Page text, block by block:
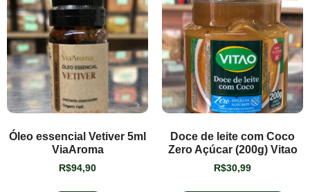
Óleo essencial Vetiver 5ml
ViaAroma
R$94,90
Doce de leite com Coco
Zero Açúcar (200g) Vitao
R$30,99